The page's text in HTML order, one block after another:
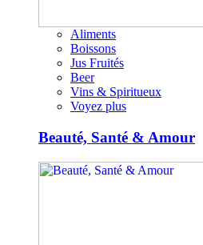
Aliments
Boissons
Jus Fruités
Beer
Vins & Spiritueux
Voyez plus
Beauté, Santé & Amour